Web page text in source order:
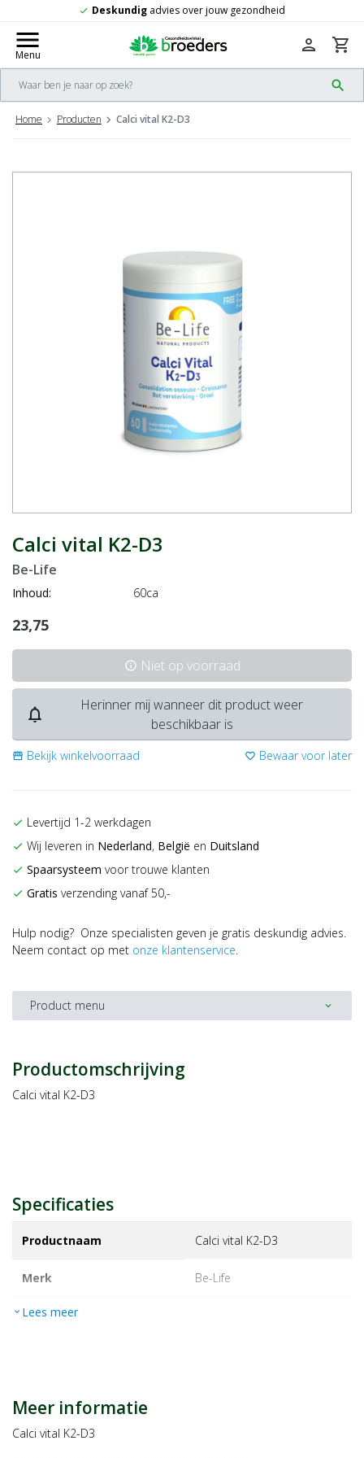
check Gratisverzending vanaf 50,-
menu
Menu
search
person shopping_cart
Home Producten Calci vital K2-D3
Calci vital K2-D3
Be-Life
Inhoud: 60ca
23,75
info Niet op voorraad
notifications_none
Herinner mij wanneer dit product weer
beschikbaar is
storefront Bekijk winkelvoorraad favorite_border Bewaar voor later
check Levertijd 1-2 werkdagen
check Wij leveren in Nederland, België en Duitsland
check Spaarsysteem voor trouwe klanten
check Gratis verzending vanaf 50,-
Hulp nodig? Onze specialisten geven je gratis deskundig advies.
Neem contact op met onze klantenservice.
Product menu expand_more
Productomschrijving
Calci vital K2-D3
Specificaties
Productnaam Calci vital K2-D3
Merk be-life
EAN
expand_more Lees meer
Meer informatie
Calci vital K2-D3